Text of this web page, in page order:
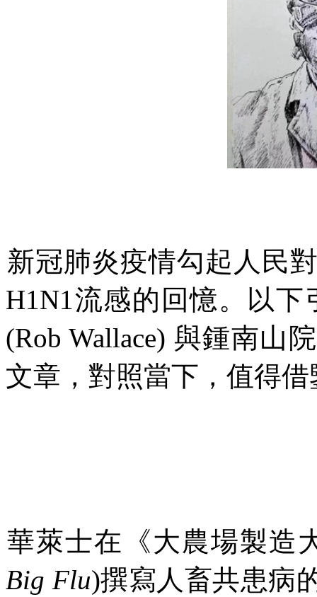
新冠肺炎疫情勾起人民
H1N1流感的回憶。以下
(Rob Wallace) 與鍾南⼭ 院
文章，對照當下，值得借
華萊士在《大農場製造
Big Flu)撰寫人畜共患病